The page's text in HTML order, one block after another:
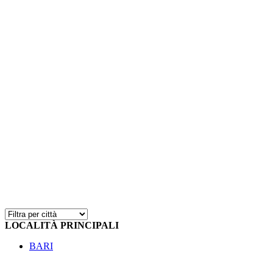
LOCALITÀ PRINCIPALI
BARI